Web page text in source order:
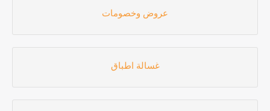
عروض وخصومات
غسالة اطباق